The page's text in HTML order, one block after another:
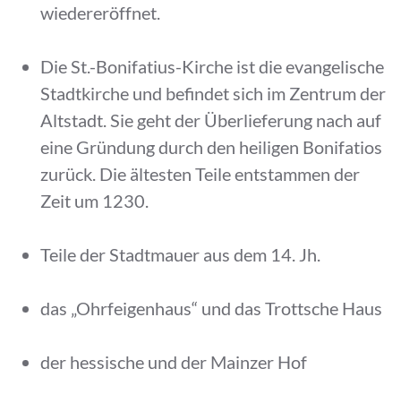
wiedereröffnet.
Die St.-Bonifatius-Kirche ist die evangelische
Stadtkirche und befindet sich im Zentrum der
Altstadt. Sie geht der Überlieferung nach auf
eine Gründung durch den heiligen Bonifatios
zurück. Die ältesten Teile entstammen der
Zeit um 1230.
Teile der Stadtmauer aus dem 14. Jh.
das „Ohrfeigenhaus“ und das Trottsche Haus
der hessische und der Mainzer Hof